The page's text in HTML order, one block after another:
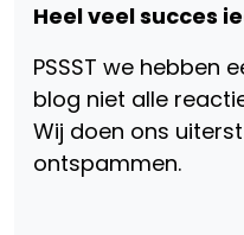
Heel veel succes
PSSST we hebben
blog niet alle
Wij doen ons
ontspammen.